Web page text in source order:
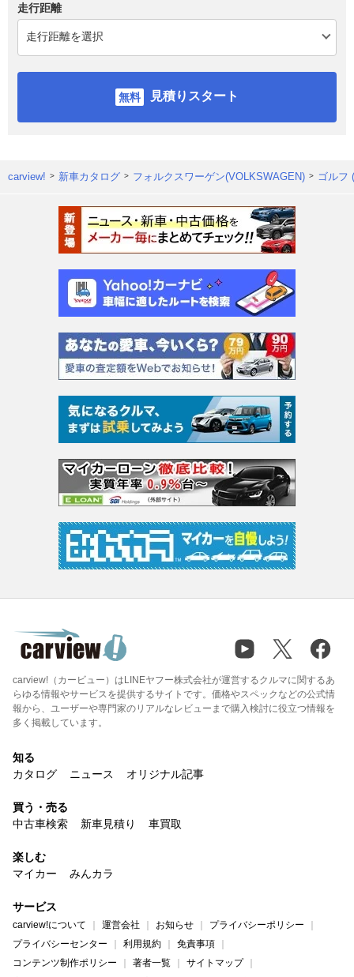
走行距離
見積りスタート
carview! 新車カタログ フォルクスワーゲン(VOLKSWAGEN) ゴルフ
carview!（カービュー）はLINEヤフー株式会社が運営するクルマに関するあ
らゆる情報やサービスを提供するサイトです。価格やスペックなどの公式情
報から、ユーザーや専門家のリアルなレビューまで購入検討に役立つ情報を
多く掲載しています。
知る
カタログ
ニュース オリジナル記事
買う・売る
中古車検索
新車見積り 車買取
楽しむ
マイカー
みんカラ
サービス
carview!について 運営会社 お知らせ
プライバシーポリシー
プライバシーセンター
利用規約
免責事項
コンテンツ制作ポリシー
著者一覧
サイトマップ